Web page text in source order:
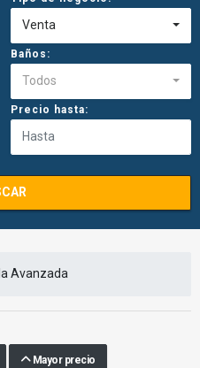
Venta
Baños:
Todos
Precio hasta:
Avanzada
Mayor precio